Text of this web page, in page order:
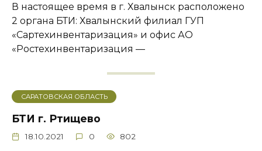
В настоящее время в г. Хвалынск расположено
2 органа БТИ: Хвалынский филиал ГУП
«Сартехинвентаризация» и офис АО
«Ростехинвентаризация —
САРАТОВСКАЯ ОБЛАСТЬ
БТИ г. Ртищево
18.10.2021 0 802